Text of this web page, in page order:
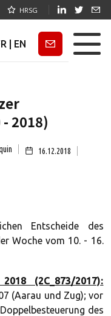
HRSG
EN Newsletter
2018)
16.12.2018
Entscheide des
Woche vom 10. - 16.
(2C_873/2017):
(Aarau und Zug); vor
des